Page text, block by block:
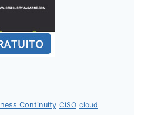
Continuity CISO cloud